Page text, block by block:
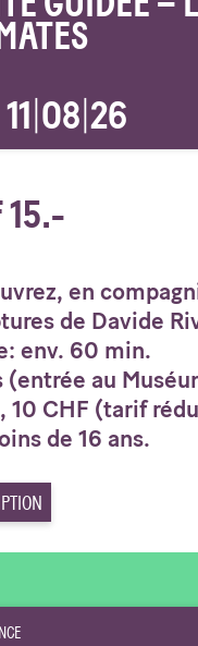
08 26
15.-
en
de Davide
env. 60 min.
(entrée au
10 CHF (tarif
de 16 ans.